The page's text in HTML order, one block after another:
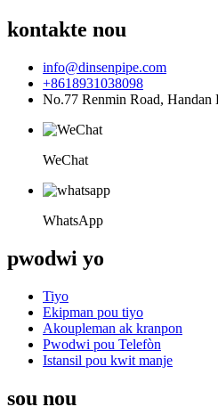
kontakte nou
info@dinsenpipe.com
+8618931038098
No.77 Renmin Road, Handan
WeChat
WhatsApp
pwodwi yo
Tiyo
Ekipman pou tiyo
Akoupleman ak kranpon
Pwodwi pou Telefòn
Istansil pou kwit manje
sou nou